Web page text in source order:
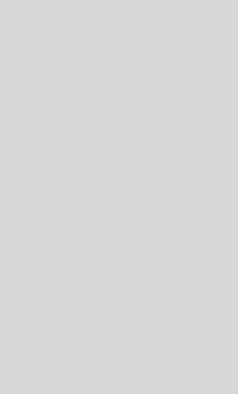
[LS] [PS5] Le WebKit
[GK] Oubliez Crazy Taxi,
[LS] [Switch] NSZ 5.0.0
[GK] No More Room in
[GK] Un chatbot Atelier
[GK] Mémoire cash -
[GK] Nvidia : le prix des
[GK] Suikoden Star Leap
[Mo5] La mini borne